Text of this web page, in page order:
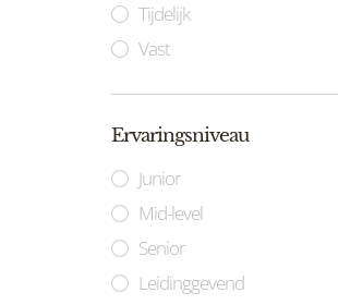
Tijdelijk
Vast
Ervaringsniveau
Junior
Mid-level
Senior
Leidinggevend